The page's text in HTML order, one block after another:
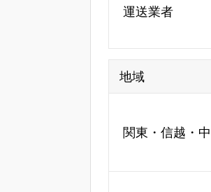
運送業者
地域
関東・信越・